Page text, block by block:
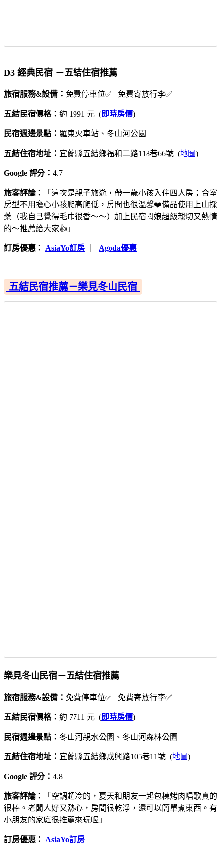
D3 經典民宿 －五結住宿推薦
旅宿服務&設備： 免費停車位✅ 免費寄放行李✅
五結民宿價格： 約 1991 元 (即時房價)
民宿週邊景點： 羅東火車站、冬山河公園
五結住宿地址： 宜蘭縣五結鄉福和二路118巷66號 (地圖)
Google 評分： 4.7
旅客評論：
「這次是親子旅遊，帶一歲小孩入住四人房；合室
房型不用擔心小孩爬高爬低，房間也很溫馨❤️備品使用上山採
藥（我自己覺得毛巾很香～～）加上民宿闆娘超級親切又熱情
的～推薦給大家👍」
訂房優惠： AsiaYo訂房 Agoda優惠
五結民宿推薦－樂見冬山民宿
樂見冬山民宿－五結住宿推薦
旅宿服務&設備： 免費停車位✅ 免費寄放行李✅
五結民宿價格： 約 7711 元 (即時房價)
民宿週邊景點： 冬山河親水公園、冬山河森林公園
五結住宿地址： 宜蘭縣五結鄉成興路105巷11號 (地圖)
Google 評分： 4.8
旅客評論：
「空調超冷的，夏天和朋友一起包棟烤肉唱歌真的
很棒。老闆人好又熱心，房間很乾淨，還可以簡單煮東西。有
小朋友的家庭很推薦來玩喔」
訂房優惠： AsiaYo訂房